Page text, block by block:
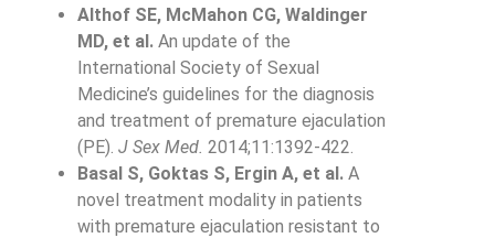
Althof SE, McMahon CG, Waldinger
MD, et al. An update of the
International Society of Sexual
Medicine’s guidelines for the diagnosis
and treatment of premature ejaculation
(PE). J Sex Med. 2014;11:1392-422.
Basal S, Goktas S, Ergin A, et al. A
novel treatment modality in patients
with premature ejaculation resistant to